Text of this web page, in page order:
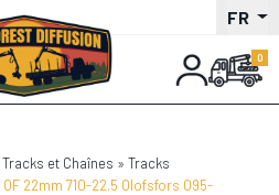
FR
Tracks et Chaînes
Tracks
22mm 710-22.5 Olofsfors 095-